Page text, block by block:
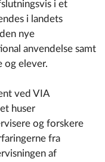
i et
i landets
nye
anvendelse samt
elever.
ved VIA
huser
og forskere
fra
af